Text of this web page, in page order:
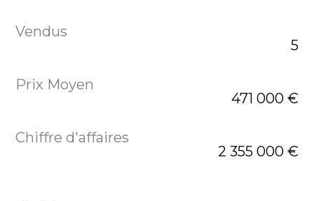
5
471 000 €
2 355 000 €